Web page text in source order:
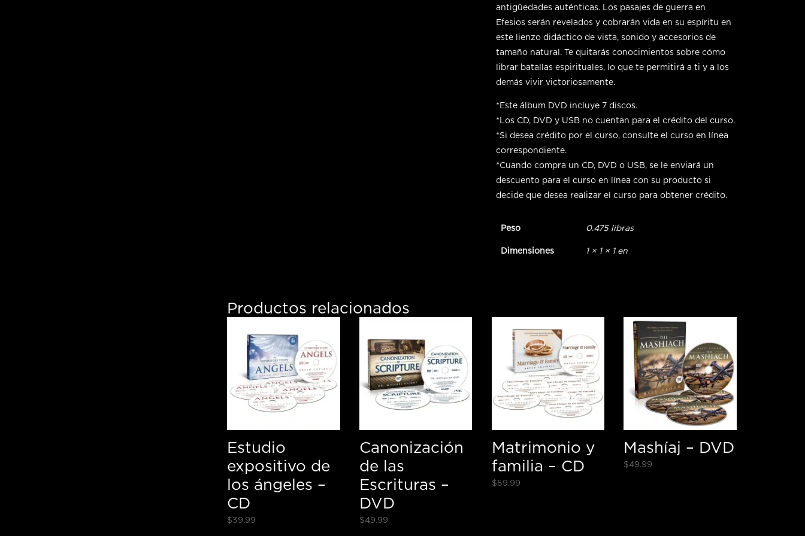
antigüedades auténticas. Los pasajes de guerra en
Efesios serán revelados y cobrarán vida en su espíritu en
este lienzo didáctico de vista, sonido y accesorios de
tamaño natural. Te quitarás conocimientos sobre cómo
librar batallas espirituales, lo que te permitirá a ti y a los
demás vivir victoriosamente.
*Este álbum DVD incluye 7 discos.
*Los CD, DVD y USB no cuentan para el crédito del curso.
*Si desea crédito por el curso, consulte el curso en línea
correspondiente.
*Cuando compra un CD, DVD o USB, se le enviará un
descuento para el curso en línea con su producto si
decide que desea realizar el curso para obtener crédito.
Peso 0.475 libras
Dimensiones 1 × 1 × 1 en
Productos relacionados
Estudio
expositivo de
los ángeles –
CD
$39.99
Canonización
de las
Escrituras –
DVD
$49.99
Matrimonio y
familia – CD
$59.99
Mashíaj – DVD
$49.99